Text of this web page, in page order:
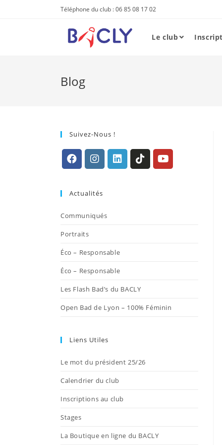
Téléphone du club : 06 85 08 17 02
Le club
Blog
Suivez-Nous !
un
nouvel
nouvel
Actualités
Communiqués
Portraits
Éco – Responsable
Éco – Responsable
Les Flash Bad’s du BACLY
Open Bad de Lyon – 100% Féminin
Liens Utiles
Le mot du président 25/26
Calendrier du club
Inscriptions au club
Stages
La Boutique en ligne du BACLY